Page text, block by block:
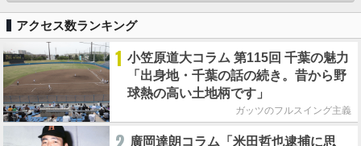
アクセス数ランキング
1 小笠原道大コラム 第115回 千葉の魅力
「出身地・千葉の話の続き。昔から野
球熱の高い土地柄です」
ガッツのフルスイング主義
廣岡達朗コラム「米田哲也逮捕に思